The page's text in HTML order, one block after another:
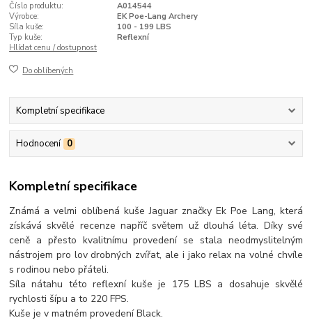
Číslo produktu:
A014544
Výrobce:
EK Poe-Lang Archery
Síla kuše:
100 - 199 LBS
Typ kuše:
Reflexní
Hlídat cenu / dostupnost
Do oblíbených
Kompletní specifikace
Hodnocení 0
Kompletní specifikace
Známá a velmi oblíbená kuše Jaguar značky Ek Poe Lang, která
získává skvělé recenze napříč světem už dlouhá léta. Díky své
ceně a přesto kvalitnímu provedení se stala neodmyslitelným
nástrojem pro lov drobných zvířat, ale i jako relax na volné chvíle
s rodinou nebo přáteli.
Síla nátahu této reflexní kuše je 175 LBS a dosahuje skvělé
rychlosti šípu a to 220 FPS.
Kuše je v matném provedení Black.